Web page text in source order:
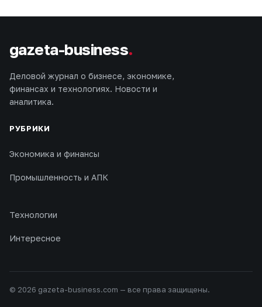
gazeta-business.
Деловой журнал о бизнесе, экономике,
финансах и технологиях. Новости и
аналитика.
РУБРИКИ
Экономика и финансы
Промышленность и АПК
Технологии
Интересное
© 2026 gazeta-business.com — все права защищены.